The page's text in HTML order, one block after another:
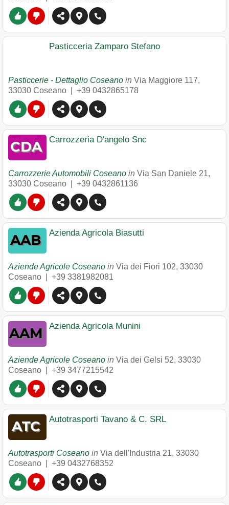
Pasticceria Zamparo Stefano
Pasticcerie - Dettaglio Coseano in Via Maggiore 117,
33030 Coseano +39 0432865178
Carrozzeria D'angelo Snc
Carrozzerie Automobili Coseano in Via San Daniele 21,
33030 Coseano +39 0432861136
Azienda Agricola Biasutti
Aziende Agricole Coseano in Via dei Fiori 102, 33030
Coseano
+39 3381982081
Azienda Agricola Munini
Aziende Agricole Coseano in Via dei Gelsi 52, 33030
Coseano
+39 3477215542
Autotrasporti Tavano & C. SRL
Autotrasporti Coseano in Via dell'Industria 21, 33030
Coseano
+39 0432768352